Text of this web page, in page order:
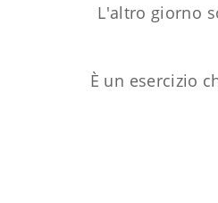
L'altro giorno
È un esercizio